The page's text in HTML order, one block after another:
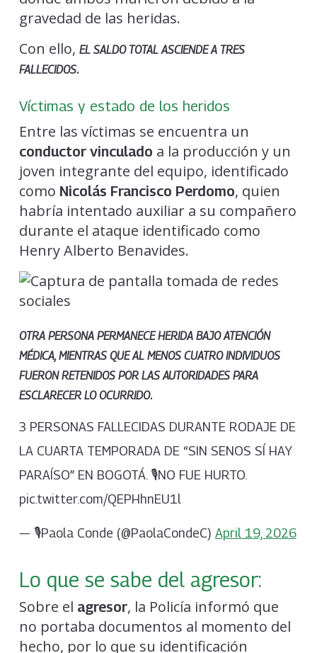
gravedad de las heridas.
Con ello, EL SALDO TOTAL ASCIENDE A TRES
FALLECIDOS.
Víctimas y estado de los heridos
Entre las víctimas se encuentra un
conductor vinculado a la producción y un
joven integrante del equipo, identificado
como Nicolás Francisco Perdomo, quien
habría intentado auxiliar a su compañero
durante el ataque identificado como
Henry Alberto Benavides.
OTRA PERSONA PERMANECE HERIDA BAJO ATENCIÓN
MÉDICA, MIENTRAS QUE AL MENOS CUATRO INDIVIDUOS
FUERON RETENIDOS POR LAS AUTORIDADES PARA
ESCLARECER LO OCURRIDO.
3 PERSONAS FALLECIDAS DURANTE RODAJE DE
LA CUARTA TEMPORADA DE “SIN SENOS SÍ HAY
PARAÍSO” EN BOGOTÁ. 🎙NO FUE HURTO.
pic.twitter.com/QEPHhnEU1l
— 🎙Paola Conde (@PaolaCondeC) April 19, 2026
Lo que se sabe del agresor:
Sobre el agresor, la Policía informó que
no portaba documentos al momento del
hecho, por lo que su identificación